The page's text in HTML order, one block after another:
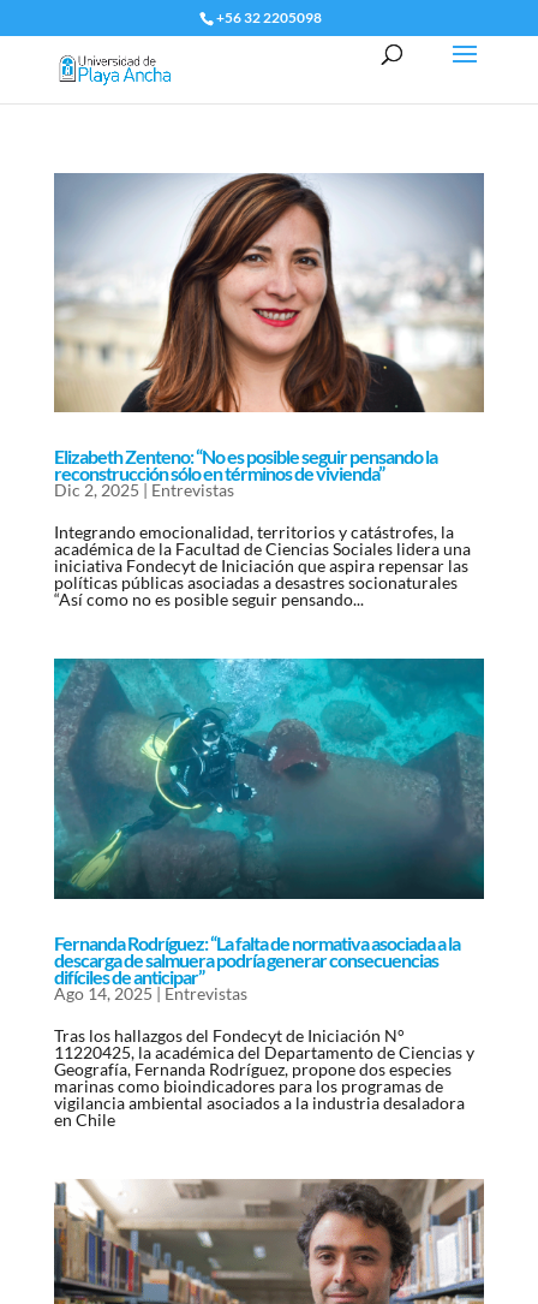
+56 32 2205098
Elizabeth Zenteno: “No es posible seguir pensando la
reconstrucción sólo en términos de vivienda”
Dic 2, 2025 | Entrevistas
Integrando emocionalidad, territorios y catástrofes, la
académica de la Facultad de Ciencias Sociales lidera una
iniciativa Fondecyt de Iniciación que aspira repensar las
políticas públicas asociadas a desastres socionaturales
“Así como no es posible seguir pensando...
Fernanda Rodríguez: “La falta de normativa asociada a la
descarga de salmuera podría generar consecuencias
difíciles de anticipar”
Ago 14, 2025 | Entrevistas
Tras los hallazgos del Fondecyt de Iniciación N°
11220425, la académica del Departamento de Ciencias y
Geografía, Fernanda Rodríguez, propone dos especies
marinas como bioindicadores para los programas de
vigilancia ambiental asociados a la industria desaladora
en Chile